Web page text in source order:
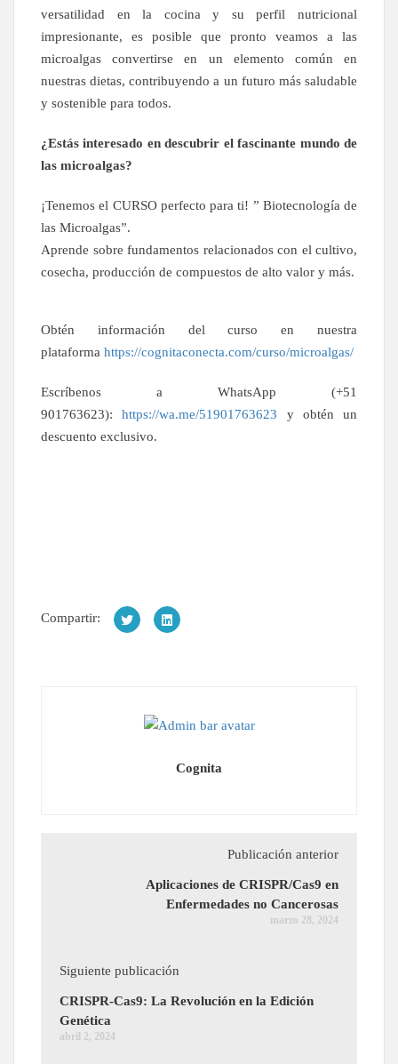
versatilidad en la cocina y su perfil nutricional
impresionante, es posible que pronto veamos a las
microalgas convertirse en un elemento común en
nuestras dietas, contribuyendo a un futuro más saludable
y sostenible para todos.
¿Estás interesado en descubrir el fascinante mundo de
las microalgas?
¡Tenemos el CURSO perfecto para ti! ” Biotecnología de
las Microalgas”.
Aprende sobre fundamentos relacionados con el cultivo,
cosecha, producción de compuestos de alto valor y más.
Obtén información del curso en nuestra
plataforma https://cognitaconecta.com/curso/microalgas/
Escríbenos a WhatsApp (+51
901763623):https://wa.me/51901763623 y obtén un
descuento exclusivo.
Compartir:
Cognita
Publicación anterior
Aplicaciones de CRISPR/Cas9 en
Enfermedades no Cancerosas
marzo 28, 2024
Siguiente publicación
CRISPR-Cas9: La Revolución en la Edición
Genética
abril 2, 2024